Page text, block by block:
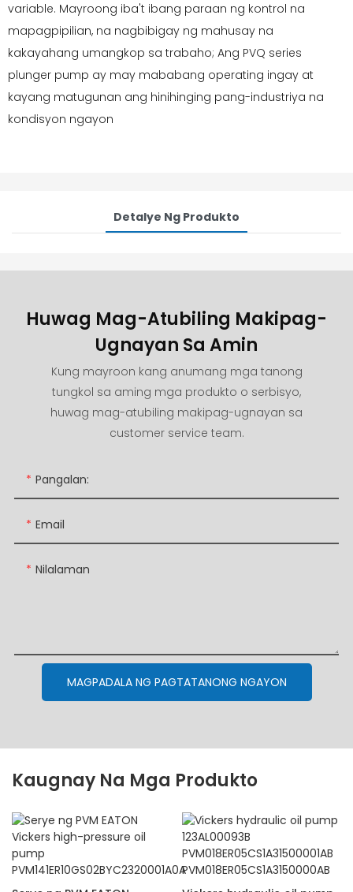
variable. Mayroong iba't ibang paraan ng kontrol na
mapagpipilian, na nagbibigay ng mahusay na
kakayahang umangkop sa trabaho; Ang PVQ series
plunger pump ay may mababang operating ingay at
kayang matugunan ang hinihinging pang-industriya na
kondisyon ngayon
Detalye Ng Produkto
Huwag Mag-Atubiling Makipag-
Ugnayan Sa Amin
Kung mayroon kang anumang mga tanong
tungkol sa aming mga produkto o serbisyo,
huwag mag-atubiling makipag-ugnayan sa
customer service team.
Pangalan:
Email
Nilalaman
MAGPADALA NG PAGTATANONG NGAYON
Kaugnay Na Mga Produkto